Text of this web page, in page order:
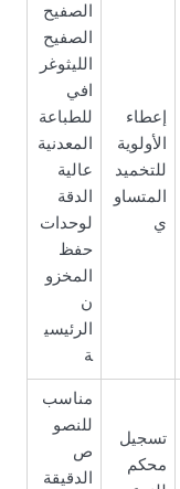
إعطاء
الأولوية
للتخميد
المتساو
ي
الصفيح
الصفيح
الليثوغر
افي
للطباعة
المعدنية
عالية
الدقة
لوحدات
حفظ
المخزو
ن
الرئيسي
ة
تسجيل
محكم
مناسب
للنصو
ص
الدقيقة